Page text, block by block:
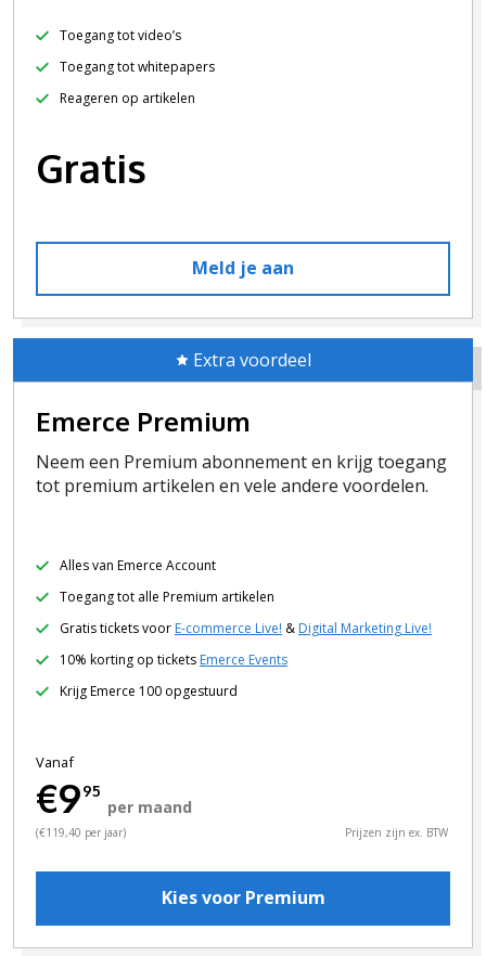
Toegang tot video’s
Toegang tot whitepapers
Reageren op artikelen
Gratis
Meld je aan
Extra voordeel
Emerce Premium
Neem een Premium abonnement en krijg toegang
tot premium artikelen en vele andere voordelen.
Alles van Emerce Account
Toegang tot alle Premium artikelen
Gratis tickets voor E-commerce Live! & Digital Marketing Live!
10% korting op tickets Emerce Events
Krijg Emerce 100 opgestuurd
Vanaf
€995
per maand
(€119,40 per jaar) Prijzen zijn ex. BTW
Kies voor Premium